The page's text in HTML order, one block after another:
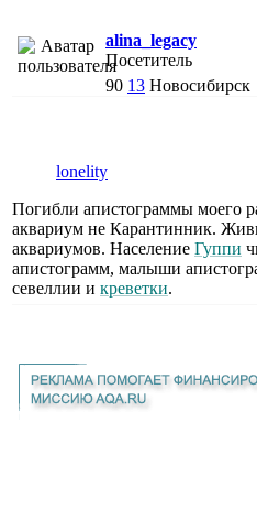
alina_legacy
Посетитель
90 13 Новосибирск
lonelity
Погибли апистограммы моего
аквариум не Карантинник.
аквариумов. Население Гуппи
апистограмм, малыши
севеллии и креветки.